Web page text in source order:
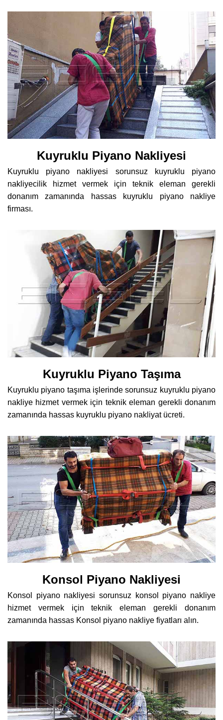
Kuyruklu Piyano Nakliyesi
Kuyruklu piyano nakliyesi sorunsuz kuyruklu piyano
nakliyecilik hizmet vermek için teknik eleman gerekli
donanım zamanında hassas kuyruklu piyano nakliye
firması.
Kuyruklu Piyano Taşıma
Kuyruklu piyano taşıma işlerinde sorunsuz kuyruklu piyano
nakliye hizmet vermek için teknik eleman gerekli donanım
zamanında hassas kuyruklu piyano nakliyat ücreti.
Konsol Piyano Nakliyesi
Konsol piyano nakliyesi sorunsuz konsol piyano nakliye
hizmet vermek için teknik eleman gerekli donanım
zamanında hassas Konsol piyano nakliye fiyatları alın.